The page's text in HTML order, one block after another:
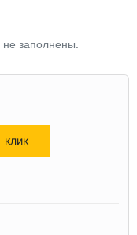
заполнены.
клик